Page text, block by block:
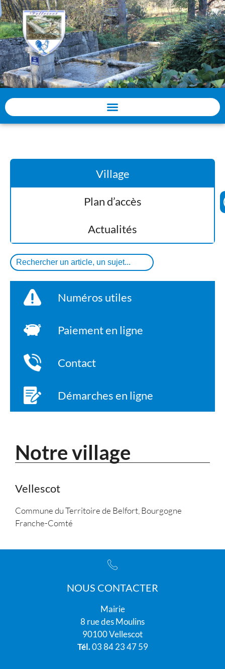
Village
Plan d’accès
Actualités
Numéros utiles
Paiement en ligne
Contact
Démarches en ligne
Notre village
Vellescot
Commune du Territoire de Belfort, Bourgogne
Franche-Comté
NOUS CONTACTER
Mairie
8 rue des Moulins
90100 Vellescot
Tél.03 84 23 47 59
Panneau de gestion des cookies